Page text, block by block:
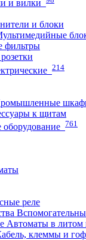
и вилки
и блоки
фильтры
214
к щитам
761
реле
Автоматы в литом
клеммы и